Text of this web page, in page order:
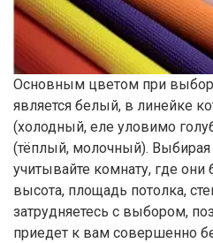
Основным цветом при
является белый, в линейке
(холодный, еле уловимо
(тёплый, молочный). Выбирая
учитывайте комнату, где они
высота, площадь потолка,
затрудняетесь с выбором,
приедет к вам совершенно